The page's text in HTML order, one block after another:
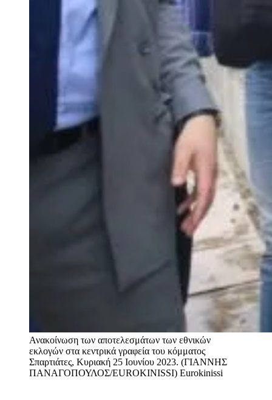
Ανακοίνωση των αποτελεσμάτων των εθνικών
εκλογών στα κεντρικά γραφεία του κόμματος
Σπαρτιάτες, Κυριακή 25 Ιουνίου 2023. (ΓΙΑΝΝΗΣ
ΠΑΝΑΓΟΠΟΥΛΟΣ/EUROKINISSI) Εurokinissi